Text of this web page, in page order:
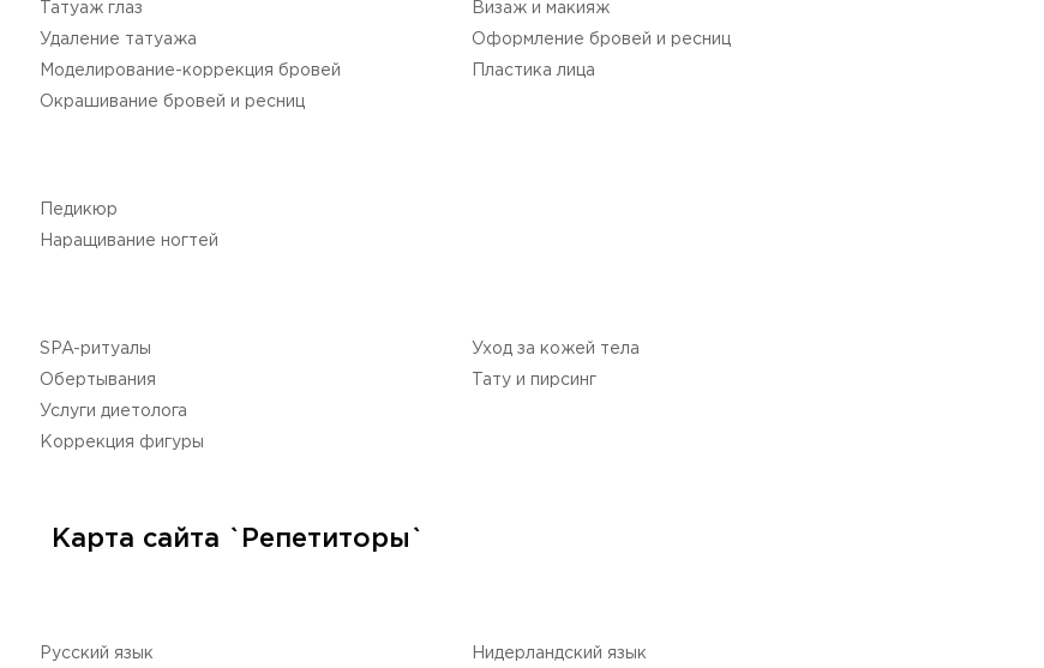
Татуаж глаз
Удаление татуажа
Моделирование-коррекция бровей
Окрашивание бровей и ресниц
Визаж и макияж
Оформление бровей и ресниц
Пластика лица
Педикюр
Наращивание ногтей
SPA-ритуалы
Обертывания
Услуги диетолога
Коррекция фигуры
Уход за кожей тела
Тату и пирсинг
Карта сайта `Репетиторы`
Русский язык Нидерландский язык